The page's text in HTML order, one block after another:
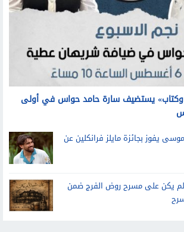
وكتاب» يستضيف سارة حامد حواس في أولى
موسى يفوز بجائزة مايلز فرانكلين عن
يكن على مسرح روض الفرج ضمن
رئيسية رأي المزيد